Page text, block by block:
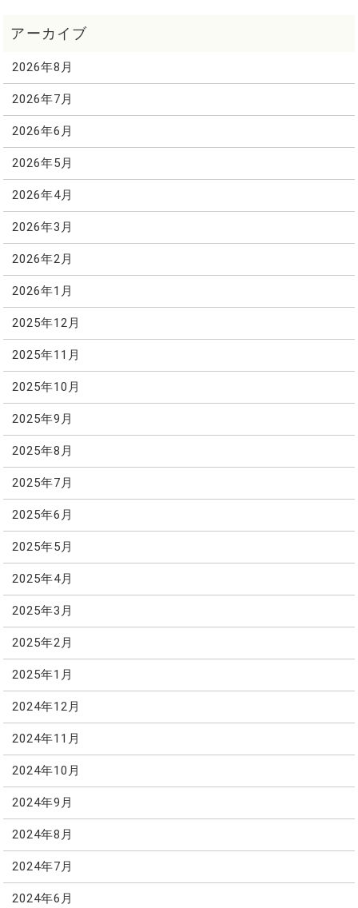
2026年8月
2026年7月
2026年6月
2026年5月
2026年4月
2026年3月
2026年2月
2026年1月
2025年12月
2025年11月
2025年10月
2025年9月
2025年8月
2025年7月
2025年6月
2025年5月
2025年4月
2025年3月
2025年2月
2025年1月
2024年12月
2024年11月
2024年10月
2024年9月
2024年8月
2024年7月
2024年6月